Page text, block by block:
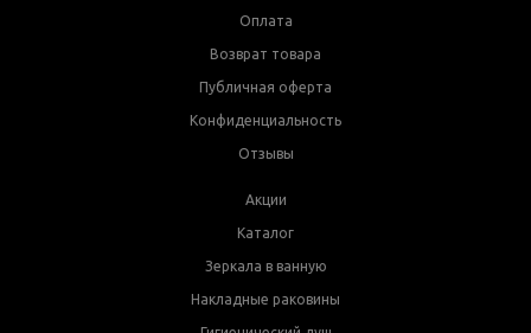
Оплата
Возврат товара
Публичная оферта
Конфиденциальность
Отзывы
Акции
Каталог
Зеркала в ванную
Накладные раковины